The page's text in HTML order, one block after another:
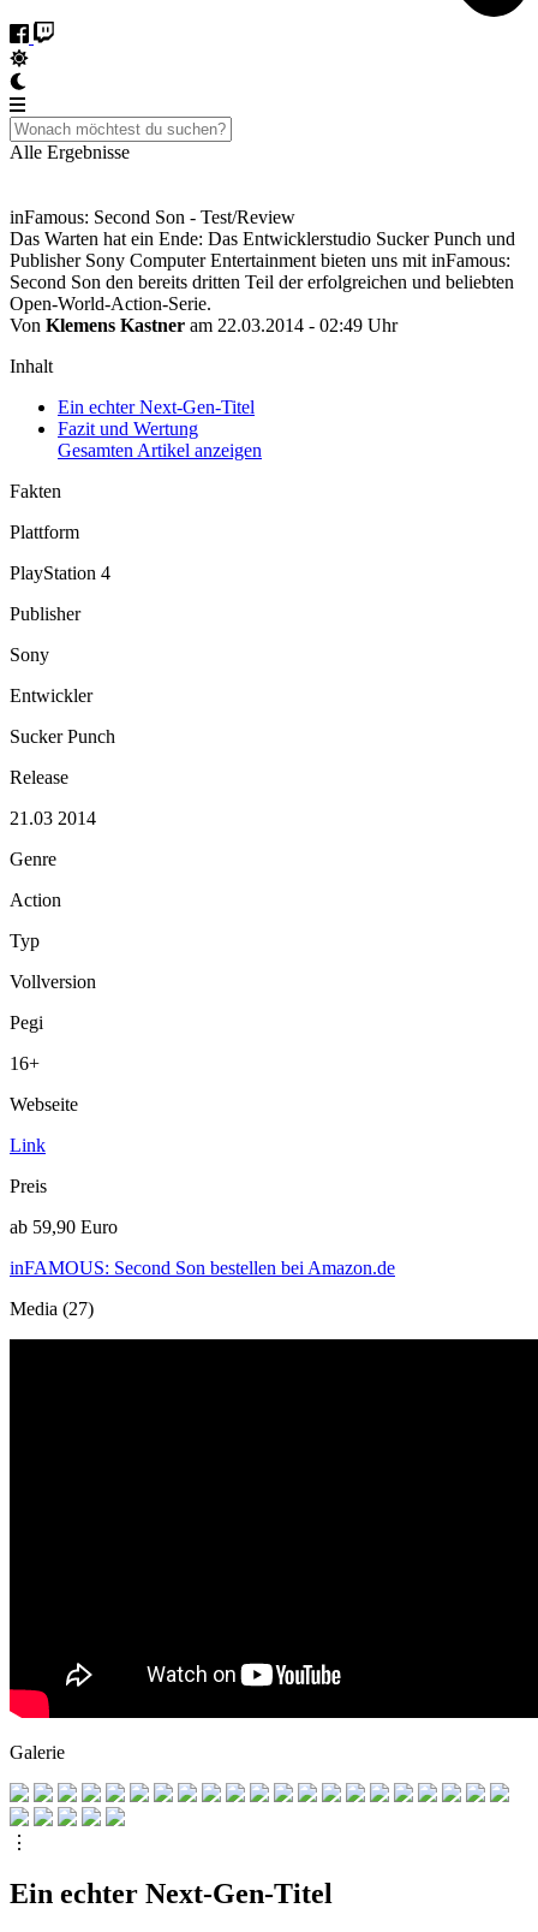
Alle Ergebnisse
inFamous: Second Son - Test/Review
Das Warten hat ein Ende: Das Entwicklerstudio Sucker Punch und
Publisher Sony Computer Entertainment bieten uns mit inFamous:
Second Son den bereits dritten Teil der erfolgreichen und beliebten
Open-World-Action-Serie.
Von Klemens Kastner am 22.03.2014 - 02:49 Uhr
Inhalt
Ein echter Next-Gen-Titel
Fazit und Wertung
Gesamten Artikel anzeigen
Fakten
Plattform
PlayStation 4
Publisher
Sony
Entwickler
Sucker Punch
Release
21.03 2014
Genre
Action
Typ
Vollversion
Pegi
16+
Webseite
Link
Preis
ab 59,90 Euro
inFAMOUS: Second Son bestellen bei Amazon.de
Media (27)
Galerie
⋮
Ein echter Next-Gen-Titel